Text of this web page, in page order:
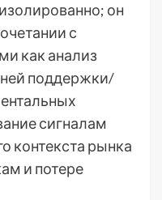
он
с
как анализ
поддержки/
сигналам
контекста рынка
и потере